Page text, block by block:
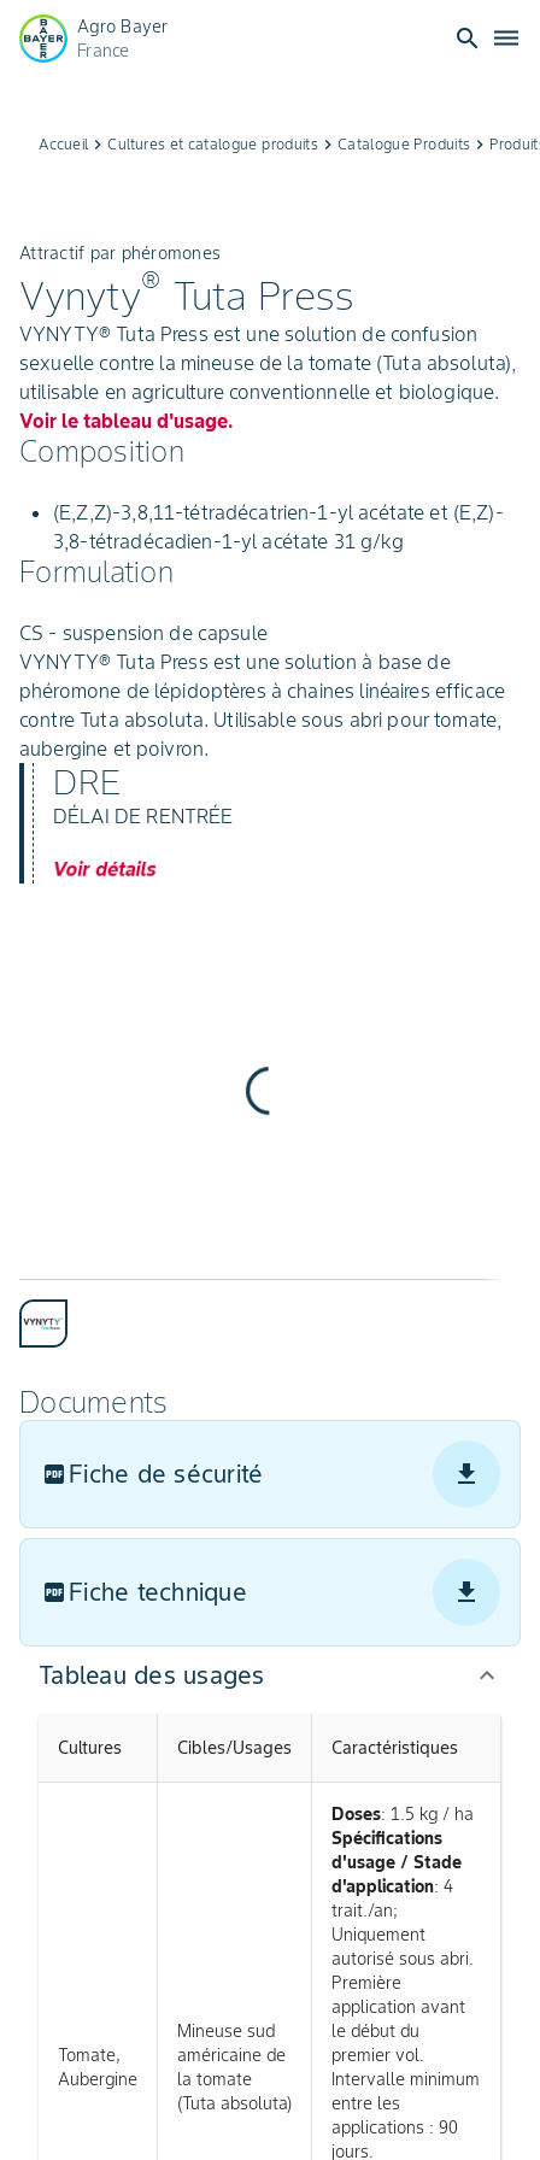
Agro Bayer
France
search dehaze
Accueil keyboard_arrow_rightCultures et catalogue produitskeyboard_arrow_right Catalogue Produits keyboard_arrow_right
Attractif par phéromones
Vynyty® Tuta Press
VYNYTY® Tuta Press est une solution de confusion
sexuelle contre la mineuse de la tomate (Tuta absoluta),
utilisable en agriculture conventionnelle et biologique.
Voir le tableau d'usage.
Composition
(E,Z,Z)-3,8,11-tétradécatrien-1-yl acétate et (E,Z)-
3,8-tétradécadien-1-yl acétate 31 g/kg
Formulation
CS - suspension de capsule
VYNYTY® Tuta Press est une solution à base de
phéromone de lépidoptères à chaines linéaires efficace
contre Tuta absoluta. Utilisable sous abri pour tomate,
aubergine et poivron.
DRE
DÉLAI DE RENTRÉE
Voir détails
Documents
Fiche de sécurité
Fiche technique
Tableau des usages
Cultures Cibles/Usages Caractéristiques
Tomate,
Aubergine
Mineuse sud
américaine de
la tomate
(Tuta absoluta)
Doses: 1.5 kg / ha
Spécifications
d'usage / Stade
d'application: 4
trait./an;
Uniquement
autorisé sous abri.
Première
application avant
le début du
premier vol.
Intervalle minimum
entre les
applications : 90
jours.